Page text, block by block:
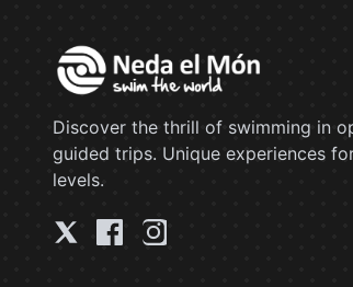
Discover the thrill of swimming in
guided trips. Unique experiences
levels.